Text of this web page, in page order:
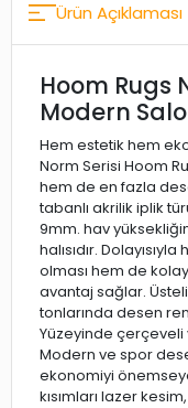
Ürün Açıklaması
Hoom Rugs
Modern
Hem estetik hem
Norm Serisi Hoom
hem de en fazla
tabanlı akrilik iplik
9mm. hav
halısıdır.
olması hem de
avantaj sağlar.
tonlarında desen
Yüzeyinde
Modern ve spor
ekonomiyi
kısımları lazer